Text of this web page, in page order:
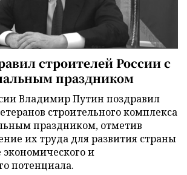
строителей России с
праздником
Владимир Путин поздравил
строительного комплекса
праздником, отметив
их труда для развития страны
и
потенциала.